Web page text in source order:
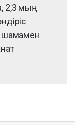
2,3 мың
шамамен